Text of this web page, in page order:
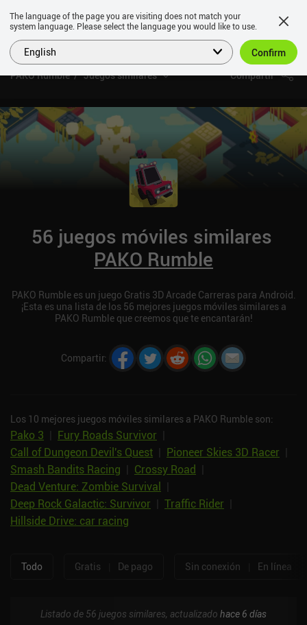
PAKO Rumble Juegos similares Compartir
56 juegos móviles similares
PAKO Rumble
PAKO Rumble es un juego Gratis 3D Arcade Carreras para Android.
¡Esta es una lista de los 56 mejores juegos móviles similares a
PAKO Rumble que creemos que te encantarán!
Compartir:
Los 10 mejores juegos móviles similares a PAKO Rumble son:
Pako 3 Fury Roads Survivor
Call of Dungeon Devil's Quest
Pioneer Skies 3D Racer
Smash Bandits Racing
Crossy Road
Dead Venture: Zombie Survival
Deep Rock Galactic: Survivor
Traffic Rider
Hillside Drive: car racing
Todo Gratis De pago Sin conexión En línea
Listado de 56 juegos similares, actualizado hace 6 días
The language of the page you are visiting does not match your
system language. Please select the language you would like to use.
English Confirm